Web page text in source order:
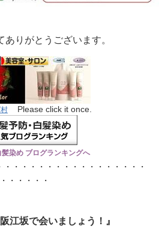
ありがとうございます。
Please click it once.
染め ブログランキングへ
・・・・・・・・・・・・・・・・・
・・・・・・
江坂で会いましょう！』